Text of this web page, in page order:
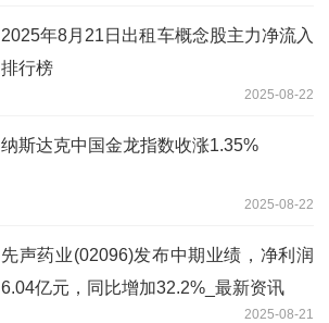
2025年8月21日出租车概念股主力净流入
排行榜
2025-08-22
纳斯达克中国金龙指数收涨1.35%
2025-08-22
先声药业(02096)发布中期业绩，净利润
6.04亿元，同比增加32.2%_最新资讯
2025-08-21